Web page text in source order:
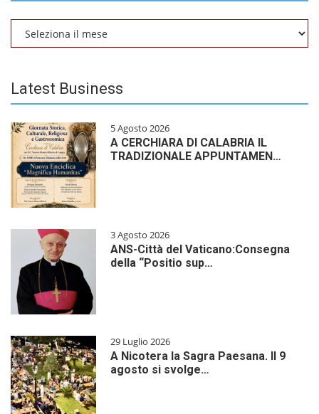
Latest Business
5 Agosto 2026
A CERCHIARA DI CALABRIA IL
TRADIZIONALE APPUNTAMEN…
3 Agosto 2026
ANS-Città del Vaticano:Consegna
della “Positio sup…
29 Luglio 2026
A Nicotera la Sagra Paesana. Il 9
agosto si svolge…